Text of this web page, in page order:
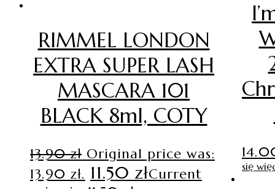
RIMMEL LONDON
EXTRA SUPER LASH
MASCARA 101
BLACK 8ml, COTY
13.90zł Original price was:
13.90 zł. 11.50 złCurrent
się